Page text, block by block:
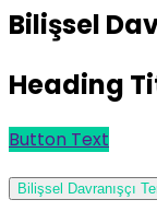
Bilişsel
Heading
Button Text